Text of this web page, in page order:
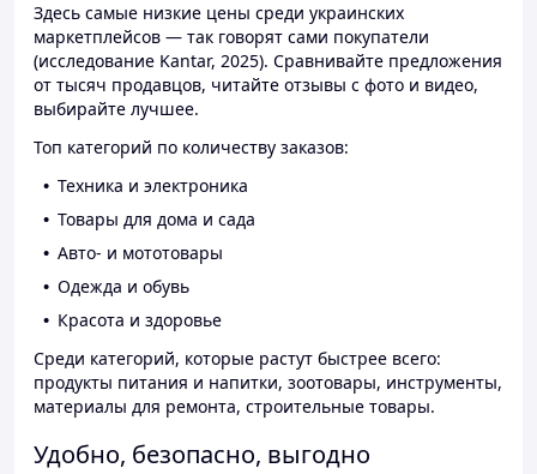
Здесь самые низкие цены среди украинских
маркетплейсов — так говорят сами покупатели
(исследование Kantar, 2025). Сравнивайте предложения
от тысяч продавцов, читайте отзывы с фото и видео,
выбирайте лучшее.
Топ категорий по количеству заказов:
Техника и электроника
Товары для дома и сада
Авто- и мототовары
Одежда и обувь
Красота и здоровье
Среди категорий, которые растут быстрее всего:
продукты питания и напитки, зоотовары, инструменты,
материалы для ремонта, строительные товары.
Удобно, безопасно, выгодно